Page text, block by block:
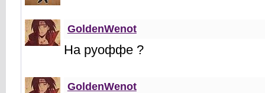
GoldenWenot
На руоффе ?
GoldenWenot